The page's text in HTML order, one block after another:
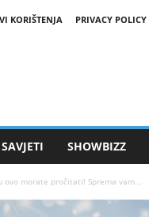
KORIŠTENJA
PRIVACY POLICY
SAVJETI SHOWBIZZ
ovo morate pročitati! Sprema vam...